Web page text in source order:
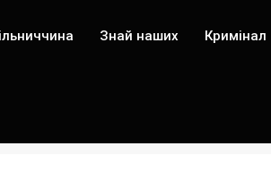
Знай наших Кримінал